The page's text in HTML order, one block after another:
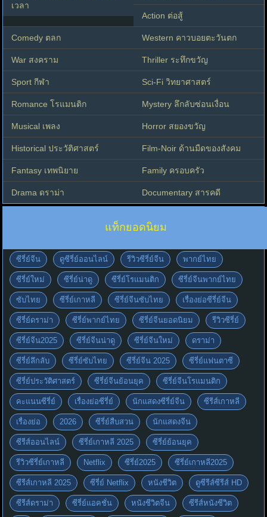
เวลา
Action ต่อสู้
Comedy ตลก Western คาวบอยตะวันตก
War สงคราม Thriller ระทึกขวัญ
Sport กีฬา Sci-Fi วิทยาศาสตร์
Romance โรแมนติก Mystery ลึกลับซ่อนเงื่อน
Musical เพลง Horror สยองขวัญ
Historical ประวัติศาสตร์ Film-Noir ด้านมืดของสังคม
Fantasy เทพนิยาย Family ครอบครัว
Drama ดราม่า Documentary สารคดี
แท็กยอดนิยม
ซีรี่ย์จีน ดูซีรี่ย์ออนไลน์ รีวิวซีรี่ย์จีน พากย์ไทย
ซีรี่ย์ใหม่ ซีรี่ย์น่าดู ซีรี่ย์โรแมนติก ซีรี่ย์จีนพากย์ไทย
ซับไทย ซีรี่ย์เกาหลี ซีรี่ย์จีนซับไทย เรื่องย่อซีรี่ย์จีน
ซีรี่ย์ดราม่า ซีรี่ย์พากย์ไทย ซีรี่ย์จีนยอดนิยม รีวิวซีรี่ย์
ซีรี่ย์จีน2025 ซีรี่ย์จีนน่าดู ซีรี่ย์จีนใหม่ ดราม่า
ซีรี่ย์ลึกลับ ซีรี่ย์ซับไทย ซีรี่ย์จีน 2025 ซีรี่ย์แฟนตาซี
ซีรี่ย์ประวัติศาสตร์ ซีรี่ย์จีนย้อนยุค ซีรี่ย์จีนโรแมนติก
คะแนนซีรี่ย์ เรื่องย่อซีรี่ย์ นักแสดงซีรี่ย์จีน ซีรีส์เกาหลี
เรื่องย่อ 2026 ซีรี่ย์สืบสวน นักแสดงจีน
ซีรีส์ออนไลน์ ซีรี่ย์เกาหลี 2025 ซีรี่ย์ย้อนยุค
รีวิวซีรี่ย์เกาหลี Netflix ซีรี่ย์2025 ซีรี่ย์เกาหลี2025
ซีรีส์เกาหลี 2025 ซีรี่ย์ Netflix หนังชีวิต ดูซีรีส์ซีรีส์ HD
ซีรีส์ดราม่า ซีรี่ย์แอคชั่น หนังชีวิตจีน ซีรีส์หนังชีวิต